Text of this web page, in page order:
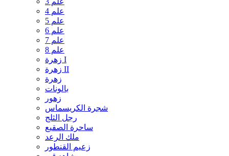
علم 4
علم 5
علم 6
علم 7
علم 8
زهرة I
زهرة II
زهرة
بالونات
زهور
شجرة الكريسماس
رجل الثلج
ساحرة الصقيع
ملك الرعد
زعيم القنطور